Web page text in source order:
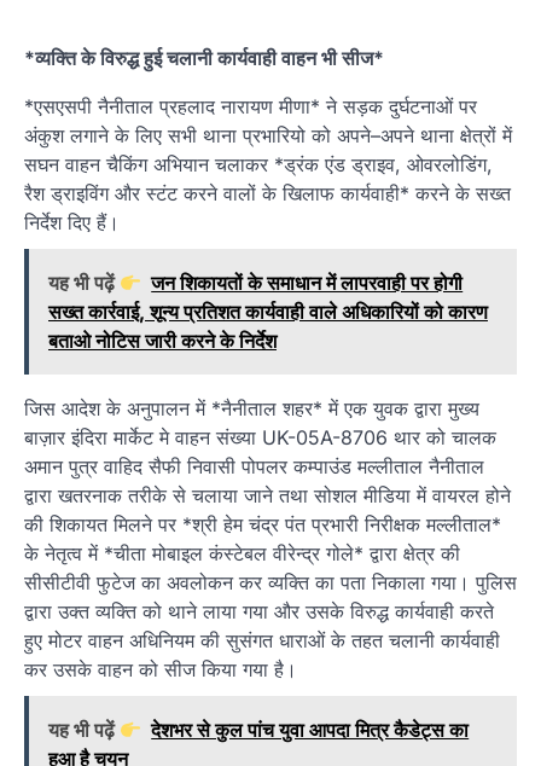
*व्यक्ति के विरुद्ध हुई चलानी कार्यवाही वाहन भी सीज*
*एसएसपी नैनीताल प्रहलाद नारायण मीणा* ने सड़क दुर्घटनाओं पर
अंकुश लगाने के लिए सभी थाना प्रभारियो को अपने–अपने थाना क्षेत्रों में
सघन वाहन चैकिंग अभियान चलाकर *ड्रंक एंड ड्राइव, ओवरलोडिंग,
रैश ड्राइविंग और स्टंट करने वालों के खिलाफ कार्यवाही* करने के सख्त
निर्देश दिए हैं।
यह भी पढ़ें
जन शिकायतों के समाधान में लापरवाही पर होगी
सख्त कार्रवाई, शून्य प्रतिशत कार्यवाही वाले अधिकारियों को कारण
बताओ नोटिस जारी करने के निर्देश
जिस आदेश के अनुपालन में *नैनीताल शहर* में एक युवक द्वारा मुख्य
बाज़ार इंदिरा मार्केट मे वाहन संख्या UK-05A-8706 थार को चालक
अमान पुत्र वाहिद सैफी निवासी पोपलर कम्पाउंड मल्लीताल नैनीताल
द्वारा खतरनाक तरीके से चलाया जाने तथा सोशल मीडिया में वायरल होने
की शिकायत मिलने पर *श्री हेम चंद्र पंत प्रभारी निरीक्षक मल्लीताल*
के नेतृत्व में *चीता मोबाइल कंस्टेबल वीरेन्द्र गोले* द्वारा क्षेत्र की
सीसीटीवी फुटेज का अवलोकन कर व्यक्ति का पता निकाला गया। पुलिस
द्वारा उक्त व्यक्ति को थाने लाया गया और उसके विरुद्ध कार्यवाही करते
हुए मोटर वाहन अधिनियम की सुसंगत धाराओं के तहत चलानी कार्यवाही
कर उसके वाहन को सीज किया गया है।
यह भी पढ़ें
देशभर से कुल पांच युवा आपदा मित्र कैडेट्स का
हुआ है चयन